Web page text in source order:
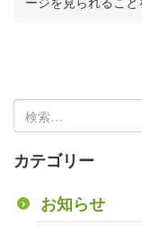
索:
カテゴリー
お知らせ